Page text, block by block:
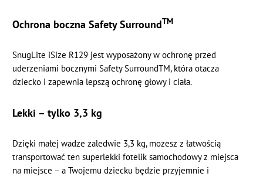
Ochrona boczna Safety SurroundTM
SnugLite iSize R129 jest wyposażony w ochronę przed
uderzeniami bocznymi Safety SurroundTM, która otacza
dziecko i zapewnia lepszą ochronę głowy i ciała.
Lekki – tylko 3,3 kg
Dzięki małej wadze zaledwie 3,3 kg, możesz z łatwością
transportować ten superlekki fotelik samochodowy z miejsca
na miejsce – a Twojemu dziecku będzie przyjemnie i